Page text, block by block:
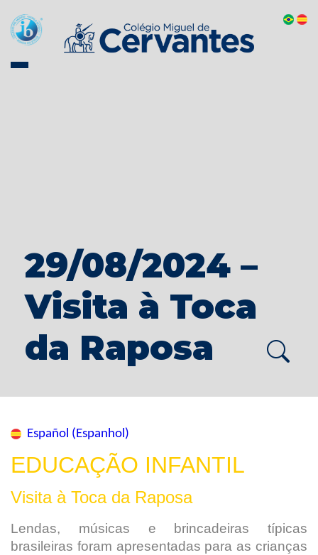
29/08/2024 –
Visita à Toca
da Raposa
Español (Espanhol)
EDUCAÇÃO INFANTIL
Visita à Toca da Raposa
Lendas, músicas e brincadeiras típicas
brasileiras foram apresentadas para as crianças